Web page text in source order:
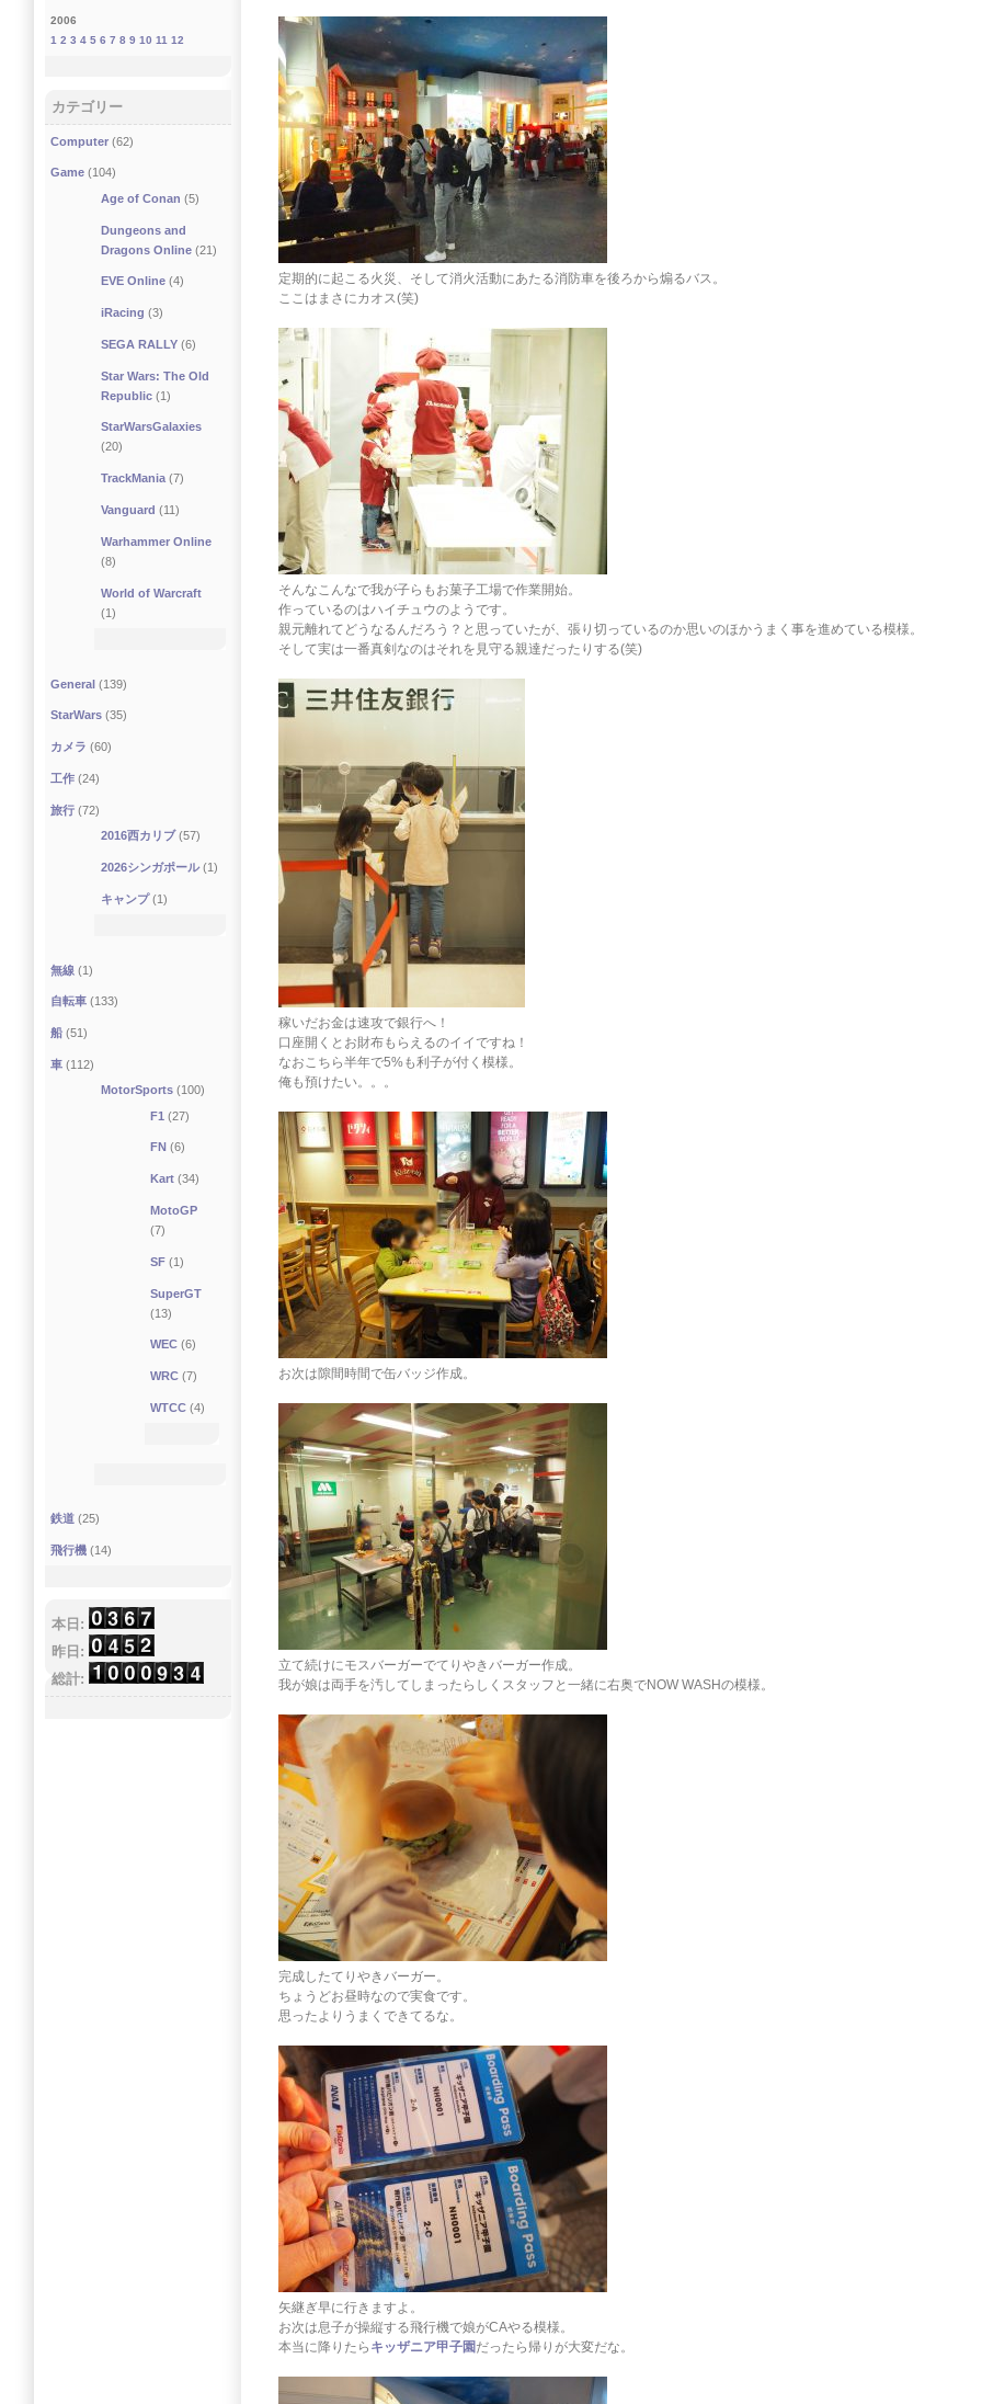
定期的に起こる火災、そして消火活動にあたる消防車を後ろから煽るバス。
ここはまさにカオス(笑)
そんなこんなで我が子らもお菓子工場で作業開始。
作っているのはハイチュウのようです。
親元離れてどうなるんだろう？と思っていたが、張り切っているのか思いのほかうまく事を進めている模様。
そして実は一番真剣なのはそれを見守る親達だったりする(笑)
稼いだお金は速攻で銀行へ！
口座開くとお財布もらえるのイイですね！
なおこちら半年で5%も利子が付く模様。
俺も預けたい。。。
お次は隙間時間で缶バッジ作成。
立て続けにモスバーガーでてりやきバーガー作成。
我が娘は両手を汚してしまったらしくスタッフと一緒に右奥でNOW WASHの模様。
完成したてりやきバーガー。
ちょうどお昼時なので実食です。
思ったよりうまくできてるな。
矢継ぎ早に行きますよ。
お次は息子が操縦する飛行機で娘がCAやる模様。
本当に降りたら キッザニア甲子園 だったら帰りが大変だな。
2006
1 2 3 4 5 6 7 8 9 10 11 12
カテゴリー
Computer (62)
Game (104)
Age of Conan (5)
Dungeons and
Dragons Online(21)
EVE Online(4)
iRacing (3)
SEGA RALLY(6)
Star Wars: The Old
Republic(1)
StarWarsGalaxies
(20)
TrackMania(7)
Vanguard (11)
Warhammer Online
(8)
World of Warcraft
(1)
General (139)
StarWars (35)
カメラ (60)
工作 (24)
旅行 (72)
2016西カリブ(57)
2026シンガポール(1)
キャンプ(1)
無線 (1)
自転車 (133)
船 (51)
車 (112)
MotorSports(100)
F1 (27)
FN (6)
Kart (34)
MotoGP
(7)
SF (1)
SuperGT
(13)
WEC (6)
WRC (7)
WTCC (4)
鉄道 (25)
飛行機 (14)
本日:
昨日:
総計: